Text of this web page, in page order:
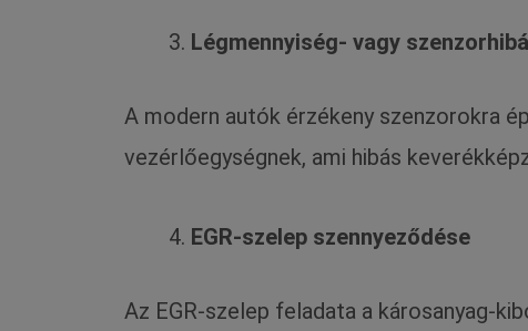
Légmennyiség- vagy
A modern autók érzékeny szenzorokra
vezérlőegységnek, ami hibás
EGR-szelep szennyeződése
Az EGR-szelep feladata a károsanyag-